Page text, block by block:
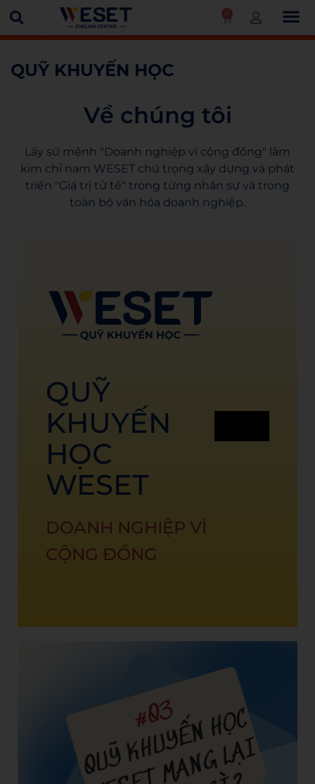
0
Trang chủ Quỹ khuyến học
QUỸ KHUYẾN HỌC
Về chúng tôi
Lấy sứ mệnh "Doanh nghiệp vì cộng đồng" làm
kim chỉ nam WESET chú trọng xây dựng và phát
triển "Giá trị tử tế" trong từng nhân sự và trong
toàn bộ văn hóa doanh nghiệp.
QUỸ
KHUYẾN
HỌC
WESET
DOANH NGHIỆP VÌ
CỘNG ĐỒNG